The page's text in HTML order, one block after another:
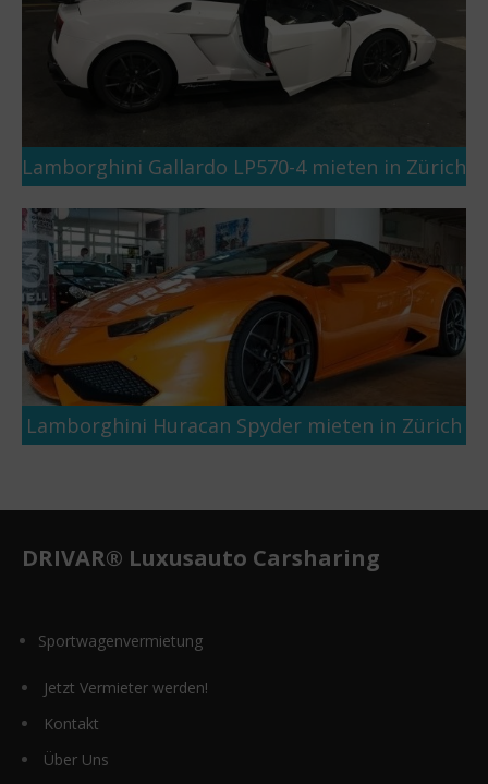
Lamborghini Gallardo LP570-4 mieten in Zürich
Lamborghini Huracan Spyder mieten in Zürich
DRIVAR® Luxusauto Carsharing
Sportwagenvermietung
Jetzt Vermieter werden!
Kontakt
Über Uns